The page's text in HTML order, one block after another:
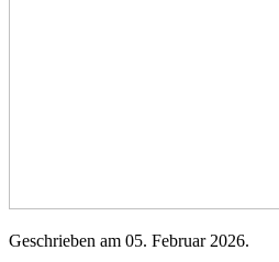
Geschrieben am 05. Februar 2026.